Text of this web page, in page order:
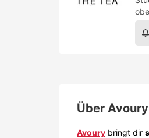
Über Avoury
Avoury bringt dir